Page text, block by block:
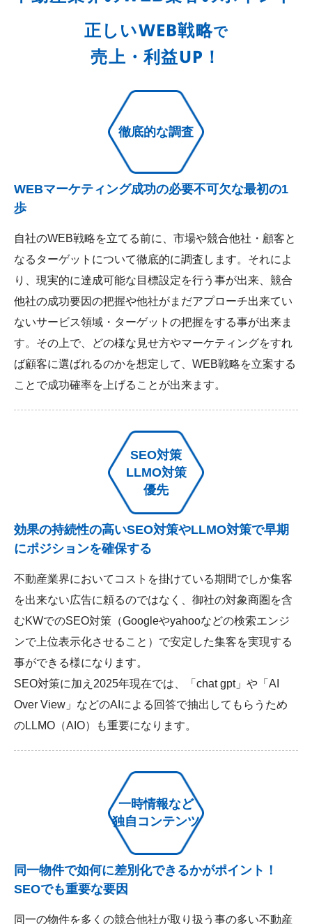
正しいWEB戦略で
売上・利益UP！
徹底的な調査
WEBマーケティング成功の必要不可欠な最初の1
歩
自社のWEB戦略を立てる前に、市場や競合他社・顧客と
なるターゲットについて徹底的に調査します。それによ
り、現実的に達成可能な目標設定を行う事が出来、競合
他社の成功要因の把握や他社がまだアプローチ出来てい
ないサービス領域・ターゲットの把握をする事が出来ま
す。その上で、どの様な見せ方やマーケティングをすれ
ば顧客に選ばれるのかを想定して、WEB戦略を立案する
ことで成功確率を上げることが出来ます。
SEO対策
LLMO対策
優先
効果の持続性の高いSEO対策やLLMO対策で早期
にポジションを確保する
不動産業界においてコストを掛けている期間でしか集客
を出来ない広告に頼るのではなく、御社の対象商圏を含
むKWでのSEO対策（Googleやyahooなどの検索エンジ
ンで上位表示化させること）で安定した集客を実現する
事ができる様になります。
SEO対策に加え2025年現在では、「chat gpt」や「AI
Over View」などのAIによる回答で抽出してもらうため
のLLMO（AIO）も重要になります。
一時情報など
独自コンテンツ
同一物件で如何に差別化できるかがポイント！
SEOでも重要な要因
同一の物件を多くの競合他社が取り扱う事の多い不動産